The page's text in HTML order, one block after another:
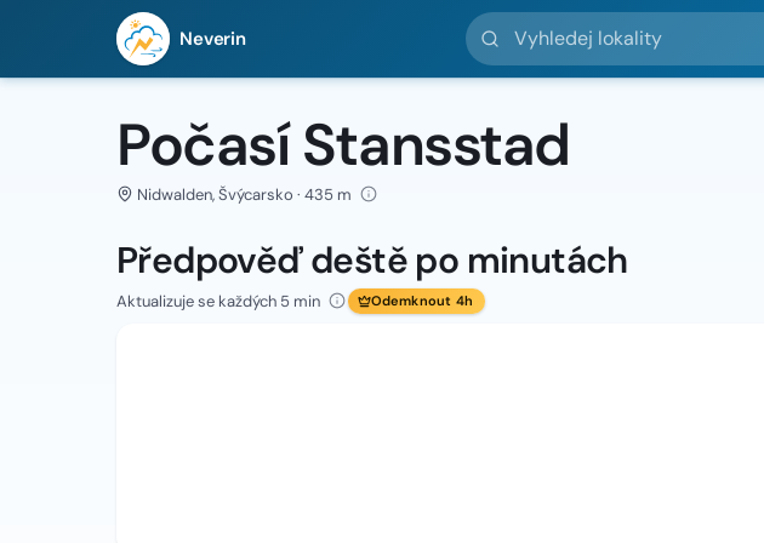
Neverin
Vyhledej lokality
Počasí Stansstad
Nidwalden, Švýcarsko · 435 m
Předpověď deště po minutách
Aktualizuje se každých 5 min Odemknout 4h